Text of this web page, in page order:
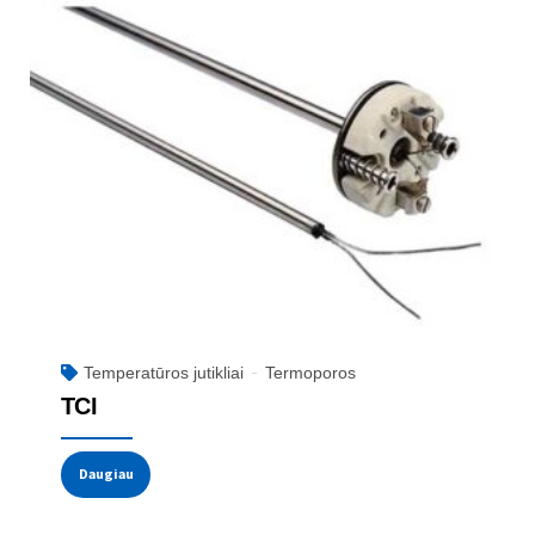
Temperatūros jutikliai Termoporos
TCI
Daugiau